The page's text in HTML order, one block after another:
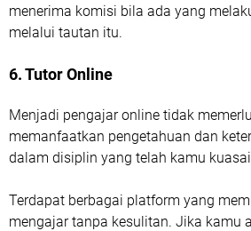
menerima komisi bila ada yang
melalui tautan itu.
6. Tutor Online
Menjadi pengajar online tidak
memanfaatkan pengetahuan dan
dalam disiplin yang telah kamu
Terdapat berbagai platform yang
mengajar tanpa kesulitan. Jika kamu